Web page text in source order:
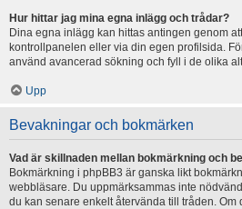
Hur hittar jag mina egna inlägg och trådar?
Dina egna inlägg kan hittas antingen genom
kontrollpanelen eller via din egen profilsida.
använd avancerad sökning och fyll i de olika
Upp
Bevakningar och bokmärken
Vad är skillnaden mellan bokmärkning och
Bokmärkning i phpBB3 är ganska likt
webbläsare. Du uppmärksammas inte
du kan senare enkelt återvända till tråden. Om